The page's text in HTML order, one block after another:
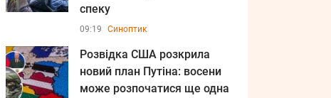
спеку
09:19 Синоптик
Розвідка США розкрила
новий план Путіна: восени
може розпочатися ще одна